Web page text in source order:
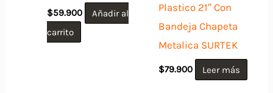
$59.900
Añadir al
carrito
Plastico 21″ Con
Bandeja Chapeta
Metalica SURTEK
$79.900 Leer más